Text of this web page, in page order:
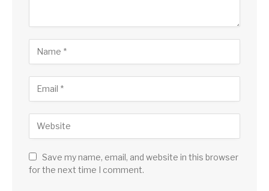
Save my name, email, and website in this browser
for the next time I comment.